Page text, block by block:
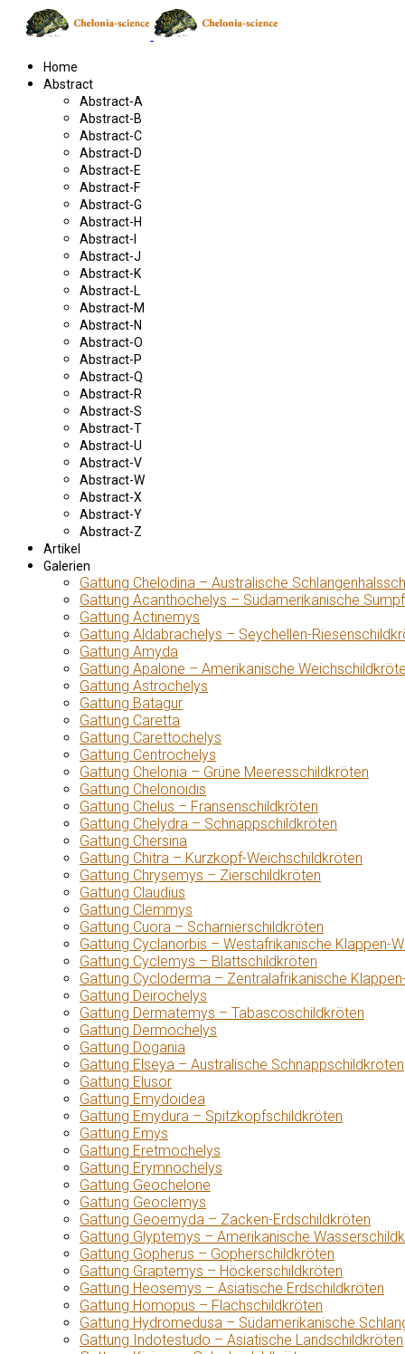
Home
Abstract
Abstract-A
Abstract-B
Abstract-C
Abstract-D
Abstract-E
Abstract-F
Abstract-G
Abstract-H
Abstract-I
Abstract-J
Abstract-K
Abstract-L
Abstract-M
Abstract-N
Abstract-O
Abstract-P
Abstract-Q
Abstract-R
Abstract-S
Abstract-T
Abstract-U
Abstract-V
Abstract-W
Abstract-X
Abstract-Y
Abstract-Z
Artikel
Galerien
Gattung Chelodina – Australische
Gattung Acanthochelys – Südamerikanische
Gattung Actinemys
Gattung Aldabrachelys – Seychellen-
Gattung Amyda
Gattung Apalone – Amerikanische
Gattung Astrochelys
Gattung Batagur
Gattung Caretta
Gattung Carettochelys
Gattung Centrochelys
Gattung Chelonia – Grüne Meeresschildkröten
Gattung Chelonoidis
Gattung Chelus – Fransenschildkröten
Gattung Chelydra – Schnappschildkröten
Gattung Chersina
Gattung Chitra – Kurzkopf-Weichschildkröten
Gattung Chrysemys – Zierschildkröten
Gattung Claudius
Gattung Clemmys
Gattung Cuora – Scharnierschildkröten
Gattung Cyclanorbis – Westafrikanische Klappen-
Gattung Cyclemys – Blattschildkröten
Gattung Cycloderma – Zentralafrikanische
Gattung Deirochelys
Gattung Dermatemys – Tabascoschildkröten
Gattung Dermochelys
Gattung Dogania
Gattung Elseya – Australische Schnappschildkröten
Gattung Elusor
Gattung Emydoidea
Gattung Emydura – Spitzkopfschildkröten
Gattung Emys
Gattung Eretmochelys
Gattung Erymnochelys
Gattung Geochelone
Gattung Geoclemys
Gattung Geoemyda – Zacken-Erdschildkröten
Gattung Glyptemys – Amerikanische
Gattung Gopherus – Gopherschildkröten
Gattung Graptemys – Höckerschildkröten
Gattung Heosemys – Asiatische Erdschildkröten
Gattung Homopus – Flachschildkröten
Gattung Hydromedusa – Südamerikanische
Gattung Indotestudo – Asiatische Landschildkröten